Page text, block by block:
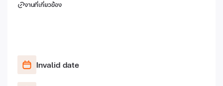
งานที่เกี่ยวข้อง
Invalid date